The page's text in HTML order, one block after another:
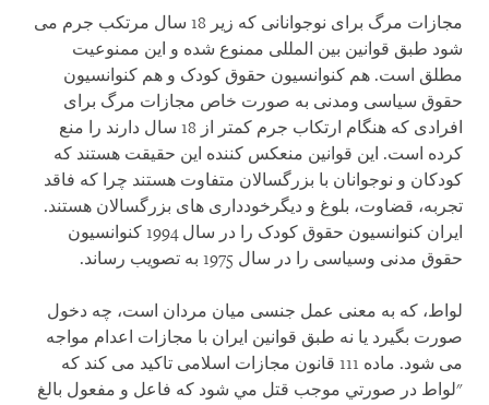
مجازات مرگ برای نوجوانانی که زیر 18 سال مرتکب جرم می
شود طبق قوانین بین المللی ممنوع شده و این ممنوعیت
مطلق است. هم کنوانسیون حقوق کودک و هم کنوانسیون
حقوق سیاسی ومدنی به صورت خاص مجازات مرگ برای
افرادی که هنگام ارتکاب جرم کمتر از 18 سال دارند را منع
کرده است. این قوانین منعکس کننده این حقیقت هستند که
کودکان و نوجوانان با بزرگسالان متفاوت هستند چرا که فاقد
تجربه، قضاوت، بلوغ و دیگرخودداری های بزرگسالان هستند.
ایران کنوانسیون حقوق کودک را در سال 1994 کنوانسیون
حقوق مدنی وسیاسی را در سال 1975 به تصویب رساند.
لواط، که به معنی عمل جنسی میان مردان است، چه دخول
صورت بگیرد یا نه طبق قوانین ایران با مجازات اعدام مواجه
می شود. ماده 111 قانون مجازات اسلامی تاکید می کند که
"لواط در صورتي موجب قتل مي شود كه فاعل و مفعول بالغ